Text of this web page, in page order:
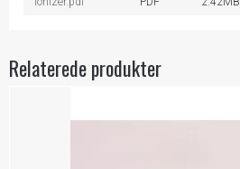
Relaterede produkter